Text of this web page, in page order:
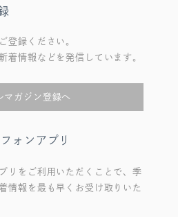
登録ください。
着情報などを発信しています。
マガジン登録へ
ォンアプリ
リをご利用いただくことで、季
情報を最も早くお受け取りいた